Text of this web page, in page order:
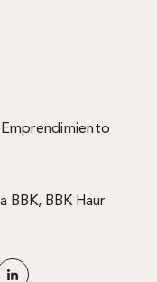
Emprendimiento
BBK, BBK Haur